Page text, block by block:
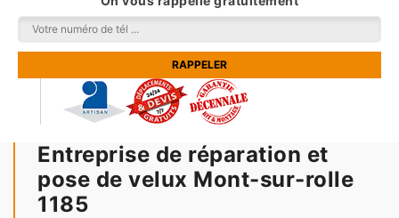
Entreprise de réparation et
pose de velux Mont-sur-rolle
1185